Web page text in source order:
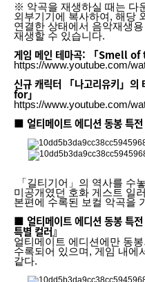
※ 악곡을 재생하실 때는 다
외부기기에 복사하여, 해당
연결한 상태에서 음악재생
재생할 수 있습니다.
게임 메인 테마곡: 「Smell of
https://www.youtube.com/
신규 캐릭터 「나고리유키」
for」
https://www.youtube.com/
■ 얼티메이트 에디션 동봉 특
「길티기어」의 역사를 수
미공개였던 호화 게스트 일
본편에 수록된 보컬 악곡을
■ 얼티메이트 에디션 동봉 특
특별 컬러』
얼티메이트 에디션에만 동
수록되어 있으며, 게임 내에
같다.